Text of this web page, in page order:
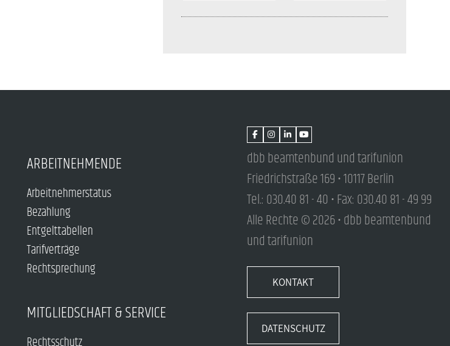
ARBEITNEHMENDE
Arbeitnehmerstatus
Bezahlung
Entgelttabellen
Tarifverträge
Rechtsprechung
MITGLIEDSCHAFT & SERVICE
dbb beamtenbund und tarifunion
Friedrichstraße 169 • 10117 Berlin
Tel.: 030.40 81 - 40 • Fax: 030.40 81 - 49 99
Alle Rechte © 2026 • dbb beamtenbund
und tarifunion
KONTAKT
DATENSCHUTZ